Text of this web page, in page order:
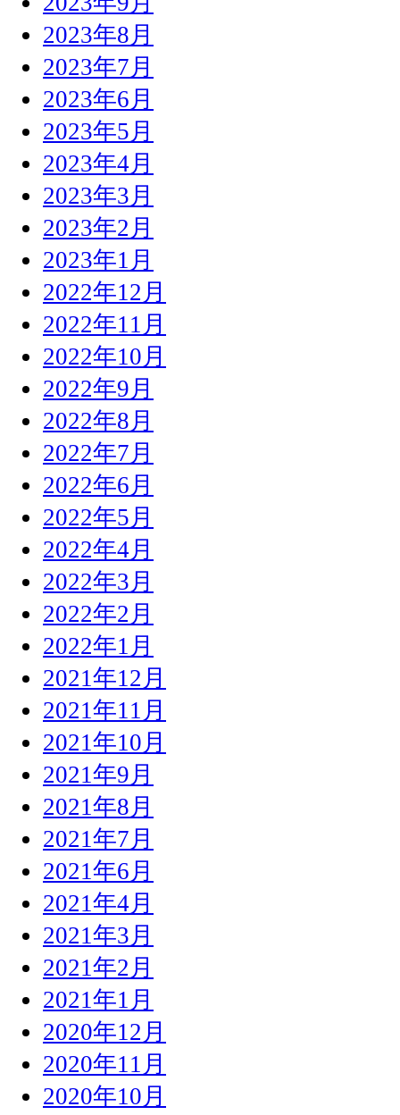
2023年8月
2023年7月
2023年6月
2023年5月
2023年4月
2023年3月
2023年2月
2023年1月
2022年12月
2022年11月
2022年10月
2022年9月
2022年8月
2022年7月
2022年6月
2022年5月
2022年4月
2022年3月
2022年2月
2022年1月
2021年12月
2021年11月
2021年10月
2021年9月
2021年8月
2021年7月
2021年6月
2021年4月
2021年3月
2021年2月
2021年1月
2020年12月
2020年11月
2020年10月